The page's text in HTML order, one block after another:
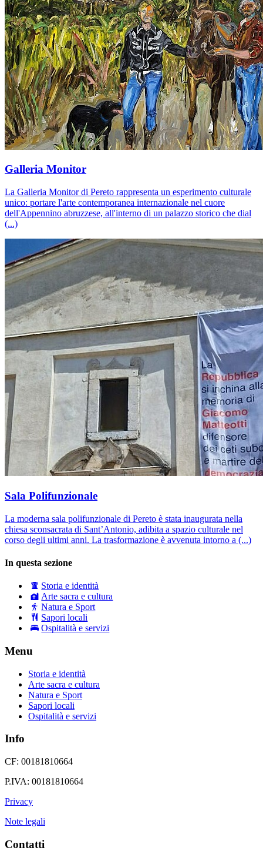
Galleria Monitor
La Galleria Monitor di Pereto rappresenta un esperimento culturale
unico: portare l'arte contemporanea internazionale nel cuore
dell'Appennino abruzzese, all'interno di un palazzo storico che dial
(...)
Sala Polifunzionale
La moderna sala polifunzionale di Pereto è stata inaugurata nella
chiesa sconsacrata di Sant’Antonio, adibita a spazio culturale nel
corso degli ultimi anni. La trasformazione è avvenuta intorno a (...)
In questa sezione
Storia e identità
Arte sacra e cultura
Natura e Sport
Sapori locali
Ospitalità e servizi
Menu
Storia e identità
Arte sacra e cultura
Natura e Sport
Sapori locali
Ospitalità e servizi
Info
CF: 00181810664
P.IVA: 00181810664
Privacy
Note legali
Contatti